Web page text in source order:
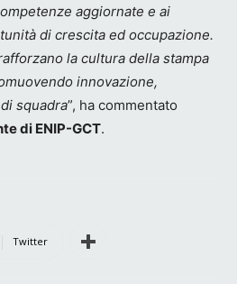
aggiornate e ai
di crescita ed occupazione.
la cultura della stampa
innovazione,
squadra”, ha commentato
di ENIP-GCT.
Twitter